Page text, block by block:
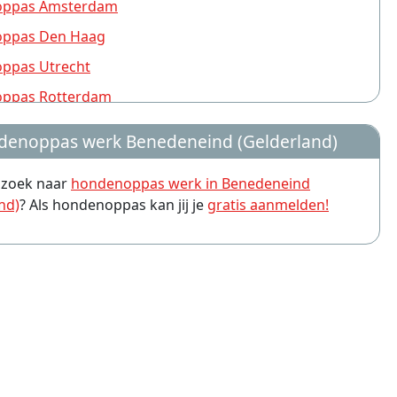
Amsterdam
Den Haag
Utrecht
Rotterdam
Nijmegen
Groningen
Almere
Amersfoort
Leiden
werk Benedeneind (Gelderland)
naar hondenoppas werk in Benedeneind
? Als hondenoppas kan jij je gratis aanmelden!